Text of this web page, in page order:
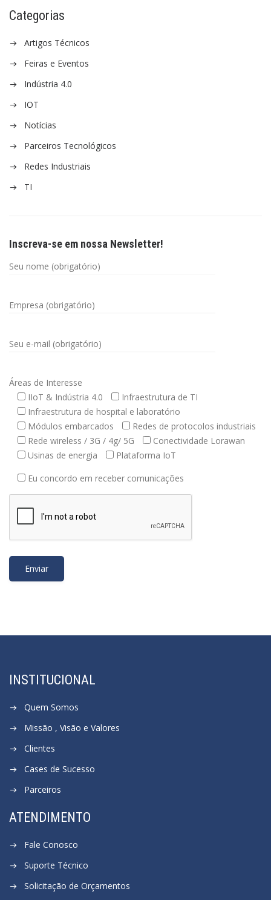
Categorias
Artigos Técnicos
Feiras e Eventos
Indústria 4.0
IOT
Notícias
Parceiros Tecnológicos
Redes Industriais
TI
Inscreva-se em nossa Newsletter!
Seu nome (obrigatório)
Empresa (obrigatório)
Seu e-mail (obrigatório)
Áreas de Interesse
IIoT & Indústria 4.0
Infraestrutura de TI
Infraestrutura de hospital e laboratório
Módulos embarcados
Redes de protocolos industriais
Rede wireless / 3G / 4g/ 5G
Conectividade Lorawan
Usinas de energia
Plataforma IoT
Eu concordo em receber comunicações
INSTITUCIONAL
Quem Somos
Missão , Visão e Valores
Clientes
Cases de Sucesso
Parceiros
ATENDIMENTO
Fale Conosco
Suporte Técnico
Solicitação de Orçamentos